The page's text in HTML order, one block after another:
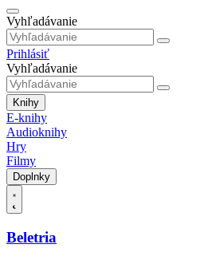
Vyhľadávanie
Prihlásiť
Vyhľadávanie
Knihy
E-knihy
Audioknihy
Hry
Filmy
Doplnky
Beletria